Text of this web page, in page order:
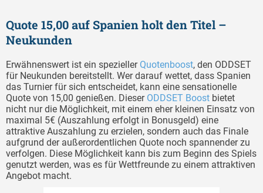
Quote 15,00 auf Spanien holt den Titel –
Neukunden
Erwähnenswert ist ein spezieller Quotenboost, den ODDSET
für Neukunden bereitstellt. Wer darauf wettet, dass Spanien
das Turnier für sich entscheidet, kann eine sensationelle
Quote von 15,00 genießen. Dieser ODDSET Boost bietet
nicht nur die Möglichkeit, mit einem eher kleinen Einsatz von
maximal 5€ (Auszahlung erfolgt in Bonusgeld) eine
attraktive Auszahlung zu erzielen, sondern auch das Finale
aufgrund der außerordentlichen Quote noch spannender zu
verfolgen. Diese Möglichkeit kann bis zum Beginn des Spiels
genutzt werden, was es für Wettfreunde zu einem attraktiven
Angebot macht.